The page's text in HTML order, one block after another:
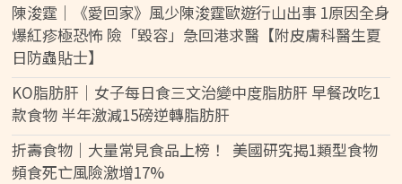
陳浚霆｜《愛回家》風少陳浚霆歐遊行山出事 1原因全身
爆紅疹極恐怖 險「毀容」急回港求醫【附皮膚科醫生夏
日防蟲貼士】
KO脂肪肝｜女子每日食三文治變中度脂肪肝 早餐改吃1
款食物 半年激減15磅逆轉脂肪肝
折壽食物｜大量常見食品上榜！ 美國研究揭1類型食物
頻食死亡風險激增17%